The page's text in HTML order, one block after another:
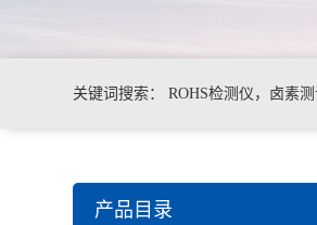
关键词搜索： ROHS检测仪，卤素
手持合金分析仪，手持矿石分析仪
产品目录